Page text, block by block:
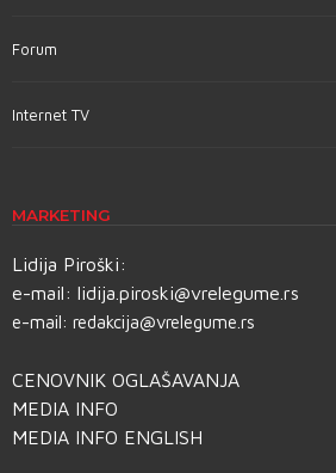
Forum
Internet TV
MARKETING
Lidija Piroški:
e-mail: lidija.piroski@vrelegume.rs
e-mail: redakcija@vrelegume.rs
CENOVNIK OGLAŠAVANJA
MEDIA INFO
MEDIA INFO ENGLISH